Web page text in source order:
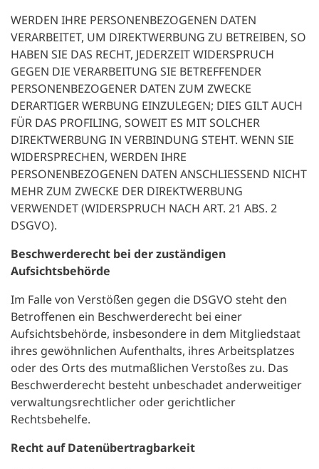
WERDEN IHRE PERSONENBEZOGENEN DATEN
VERARBEITET, UM DIREKTWERBUNG ZU BETREIBEN, SO
HABEN SIE DAS RECHT, JEDERZEIT WIDERSPRUCH
GEGEN DIE VERARBEITUNG SIE BETREFFENDER
PERSONENBEZOGENER DATEN ZUM ZWECKE
DERARTIGER WERBUNG EINZULEGEN; DIES GILT AUCH
FÜR DAS PROFILING, SOWEIT ES MIT SOLCHER
DIREKTWERBUNG IN VERBINDUNG STEHT. WENN SIE
WIDERSPRECHEN, WERDEN IHRE
PERSONENBEZOGENEN DATEN ANSCHLIESSEND NICHT
MEHR ZUM ZWECKE DER DIREKTWERBUNG
VERWENDET (WIDERSPRUCH NACH ART. 21 ABS. 2
DSGVO).
Beschwerderecht bei der zuständigen
Aufsichtsbehörde
Im Falle von Verstößen gegen die DSGVO steht den
Betroffenen ein Beschwerderecht bei einer
Aufsichtsbehörde, insbesondere in dem Mitgliedstaat
ihres gewöhnlichen Aufenthalts, ihres Arbeitsplatzes
oder des Orts des mutmaßlichen Verstoßes zu. Das
Beschwerderecht besteht unbeschadet anderweitiger
verwaltungsrechtlicher oder gerichtlicher
Rechtsbehelfe.
Recht auf Datenübertragbarkeit